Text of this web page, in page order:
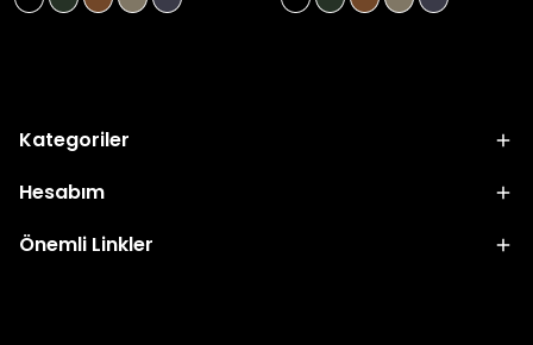
Kategoriler
Hesabım
Önemli Linkler